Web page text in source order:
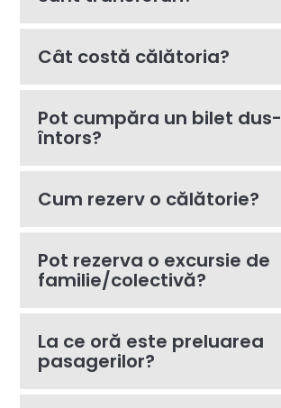
Cât costă călătoria?
Pot cumpăra un bilet dus-
întors?
Cum rezerv o călătorie?
Pot rezerva o excursie de
familie/colectivă?
La ce oră este preluarea
pasagerilor?